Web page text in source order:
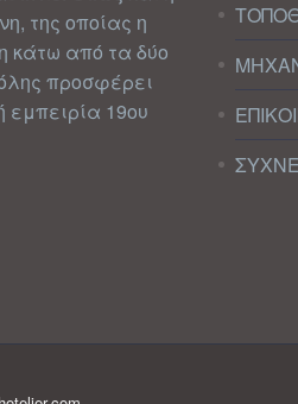
της οποίας η
κάτω από τα δύο
προσφέρει
εμπειρία 19ου